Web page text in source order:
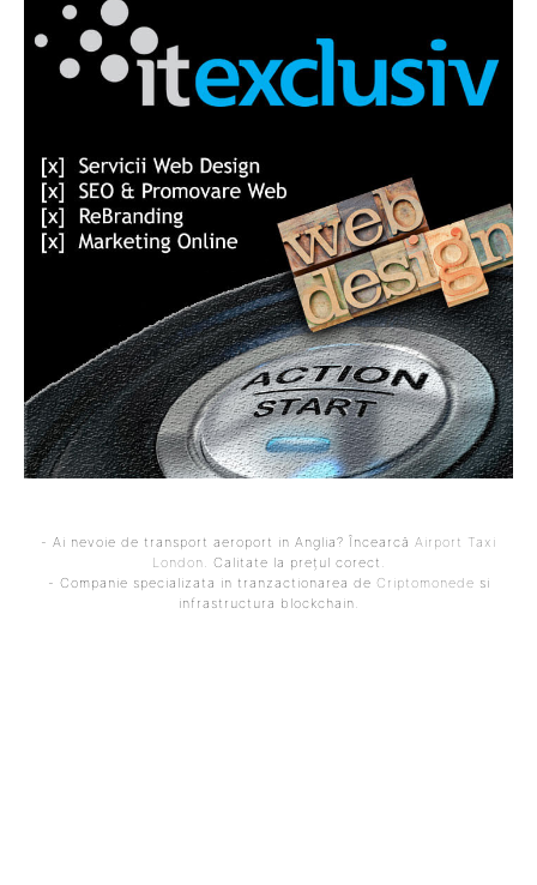
- Ai nevoie de transport aeroport in Anglia? Încearcă Airport Taxi
London . Calitate la prețul corect.
- Companie specializata in tranzactionarea de Criptomonede si
infrastructura blockchain.